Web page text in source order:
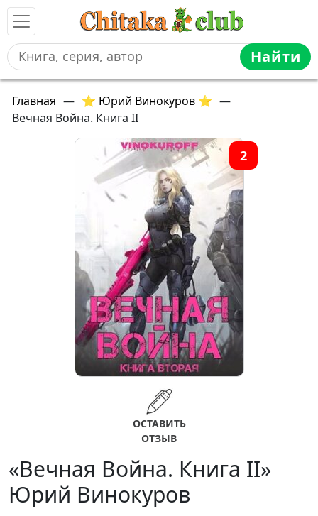
Найти
Главная — ⭐ Юрий Винокуров ⭐ —
Вечная Война. Книга II
2
ОСТАВИТЬ
ОТЗЫВ
«Вечная Война. Книга II»
Юрий Винокуров